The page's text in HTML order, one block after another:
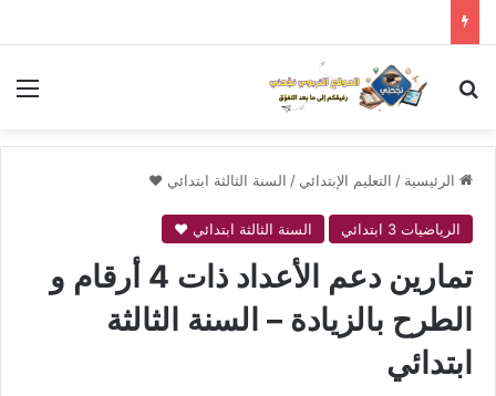
بحث عن
الرئيسية / التعليم الإبتدائي / السنة الثالثة ابتدائي ❤
الرياضيات 3 ابتدائي السنة الثالثة ابتدائي ❤
تمارين دعم الأعداد ذات 4 أرقام و
الطرح بالزيادة – السنة الثالثة
ابتدائي